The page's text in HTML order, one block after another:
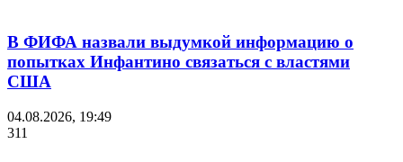
В ФИФА назвали выдумкой информацию о
попытках Инфантино связаться с властями
США
04.08.2026, 19:49
311